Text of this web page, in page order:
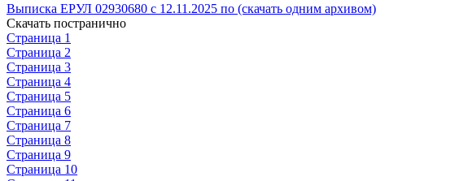
Выписка ЕРУЛ 02930680 с 12.11.2025 по (скачать одним архивом)
Скачать постранично
Страница 1
Страница 2
Страница 3
Страница 4
Страница 5
Страница 6
Страница 7
Страница 8
Страница 9
Страница 10